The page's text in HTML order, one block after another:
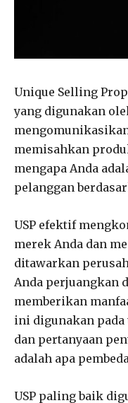
Unique Selling
yang digunakan
memisahkan
mengapa Anda
pelanggan
USP efektif
merek Anda dan
ditawarkan
Anda perjuangkan
memberikan
ini digunakan pada
dan pertanyaan
adalah apa
USP paling baik